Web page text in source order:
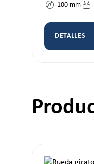
100 mm
DETALLES
Omitir la galería